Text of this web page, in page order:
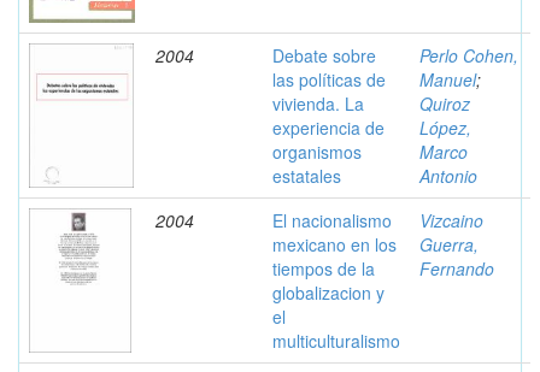
2004
Debate sobre
las políticas de
vivienda. La
experiencia de
organismos
estatales
Perlo Cohen,
Manuel;
Quiroz
López,
Marco
Antonio
2004
El nacionalismo
mexicano en los
tiempos de la
globalizacion y
el
multiculturalismo
Vizcaino
Guerra,
Fernando